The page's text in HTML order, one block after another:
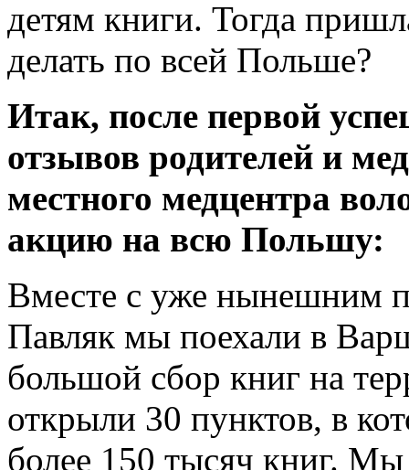
детям книги. Тогда
делать по всей Польше?
Итак, после первой
отзывов родителей и
местного медцентра
акцию на всю Польшу:
Вместе с уже нынешним
Павляк мы поехали в
большой сбор книг на
открыли 30 пунктов, в
более 150 тысяч книг.